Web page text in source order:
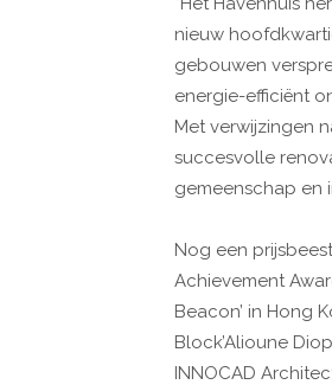
nieuw
gebouwen
energie-efficiënt
Met verwijzingen
succesvolle
gemeenschap en
Nog een
Achievement
Beacon’ in Hong
Block’Alioune
INNOCAD